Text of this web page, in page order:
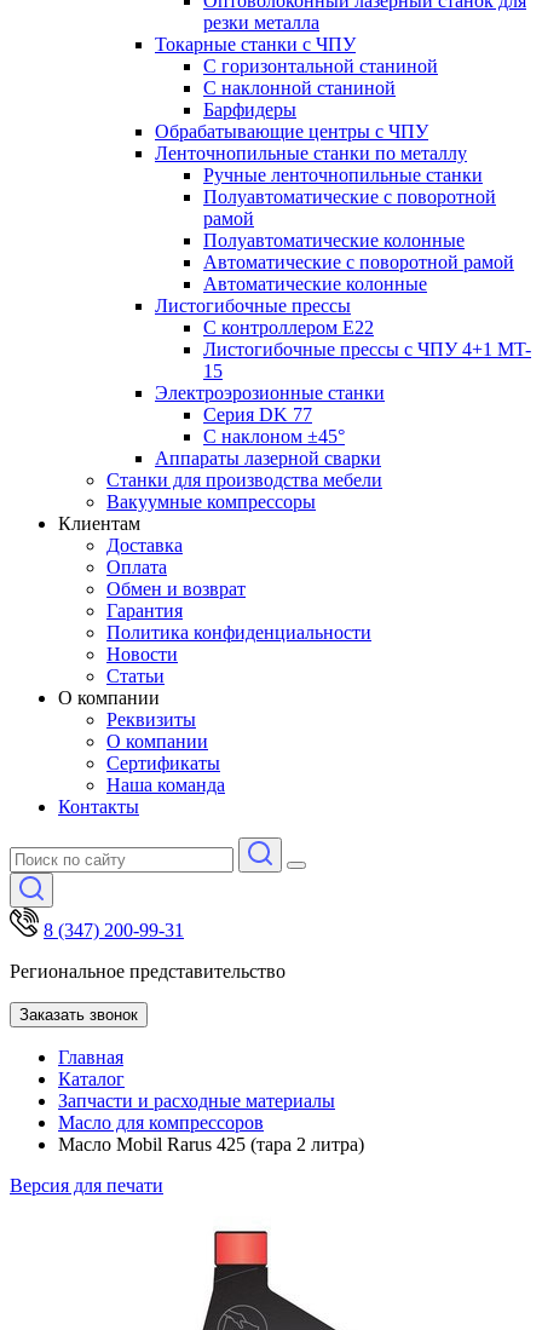
резки металла
Токарные станки с ЧПУ
С горизонтальной станиной
С наклонной станиной
Барфидеры
Обрабатывающие центры с ЧПУ
Ленточнопильные станки по металлу
Ручные ленточнопильные станки
Полуавтоматические с поворотной
рамой
Полуавтоматические колонные
Автоматические с поворотной рамой
Автоматические колонные
Листогибочные прессы
С контроллером E22
Листогибочные прессы с ЧПУ 4+1 MT-
15
Электроэрозионные станки
Серия DK 77
С наклоном ±45°
Аппараты лазерной сварки
Станки для производства мебели
Вакуумные компрессоры
Клиентам
Доставка
Оплата
Обмен и возврат
Гарантия
Политика конфиденциальности
Новости
Статьи
О компании
Реквизиты
О компании
Сертификаты
Наша команда
Контакты
8 (347) 200-99-31
Региональное представительство
Заказать звонок
Главная
Каталог
Запчасти и расходные материалы
Масло для компрессоров
Масло Mobil Rarus 425 (тара 2 литра)
Версия для печати